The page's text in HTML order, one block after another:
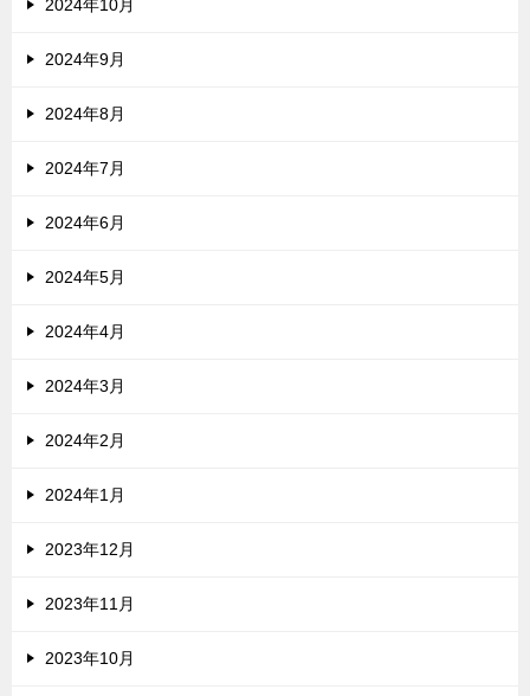
2024年10月
2024年9月
2024年8月
2024年7月
2024年6月
2024年5月
2024年4月
2024年3月
2024年2月
2024年1月
2023年12月
2023年11月
2023年10月